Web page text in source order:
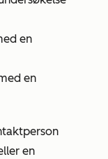
en
en
en